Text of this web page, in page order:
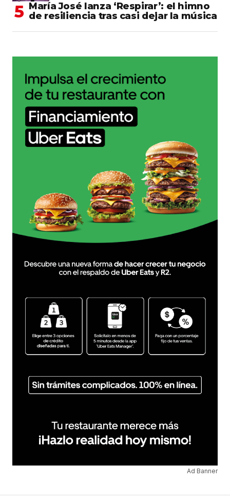
María José lanza ‘Respirar’: el himno
de resiliencia tras casi dejar la música
Ad Banner